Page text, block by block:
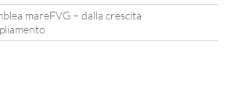
mareFVG – dalla crescita